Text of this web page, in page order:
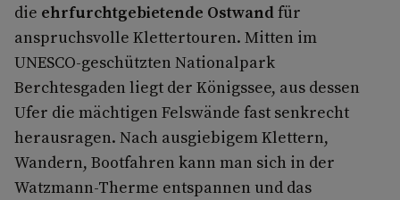
die ehrfurchtgebietende Ostwandfür
anspruchsvolle Klettertouren. Mitten im
UNESCO-geschützten Nationalpark
Berchtesgaden liegt der Königssee, aus dessen
Ufer die mächtigen Felswände fast senkrecht
herausragen. Nach ausgiebigem Klettern,
Wandern, Bootfahren kann man sich in der
Watzmann-Therme entspannen und das